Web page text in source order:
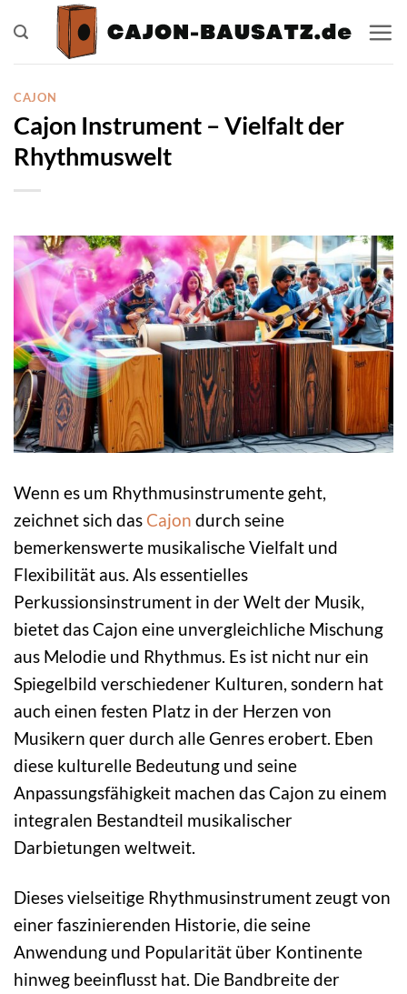
Inhalt
springen
CAJON
Cajon Instrument – Vielfalt der
Rhythmuswelt
Wenn es um Rhythmusinstrumente geht,
zeichnet sich das Cajon durch seine
bemerkenswerte musikalische Vielfalt und
Flexibilität aus. Als essentielles
Perkussionsinstrument in der Welt der Musik,
bietet das Cajon eine unvergleichliche Mischung
aus Melodie und Rhythmus. Es ist nicht nur ein
Spiegelbild verschiedener Kulturen, sondern hat
auch einen festen Platz in der Herzen von
Musikern quer durch alle Genres erobert. Eben
diese kulturelle Bedeutung und seine
Anpassungsfähigkeit machen das Cajon zu einem
integralen Bestandteil musikalischer
Darbietungen weltweit.
Dieses vielseitige Rhythmusinstrument zeugt von
einer faszinierenden Historie, die seine
Anwendung und Popularität über Kontinente
hinweg beeinflusst hat. Die Bandbreite der